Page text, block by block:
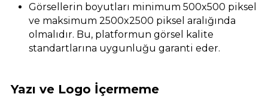
Görsellerin boyutları minimum 500x500 piksel
ve maksimum 2500x2500 piksel aralığında
olmalıdır. Bu, platformun görsel kalite
standartlarına uygunluğu garanti eder.
Yazı ve Logo İçermeme